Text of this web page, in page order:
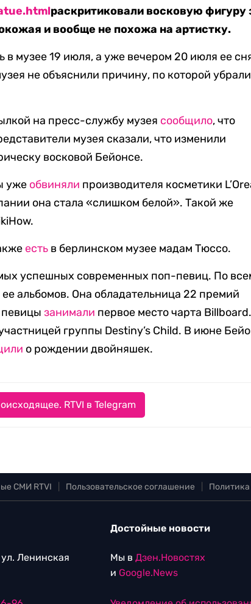
раскритиковали восковую фигуру
и вообще не похожа на артистку.
в музее 19 июля, а уже вечером 20 июля ее
не объяснили причину, по которой убрали
на пресс-службу музея сообщило, что
музея сказали, что изменили
восковой Бейонсе.
уже обвиняли производителя косметики
она стала «слишком белой». Такой же
есть в берлинском музее мадам Тюссо.
успешных современных поп-певиц. По
альбомов. Она обладательница 22 премий
певицызанимали первое место чарта
группы Destiny’s Child. В июне
о рождении двойняшек.
RTVI в Telegram
СМИ RTVI Пользовательское соглашение
Ленинская
Достойные новости
Мы в Дзен.Новостях
и Google.News